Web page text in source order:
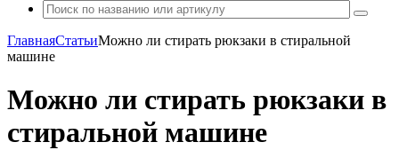
ГлавнаяСтатьиМожно ли стирать рюкзаки в стиральной
машине
Можно ли стирать рюкзаки в
стиральной машине